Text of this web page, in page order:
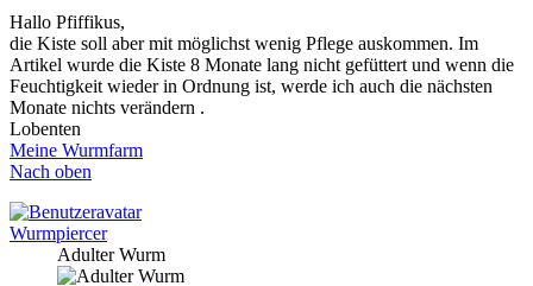
Hallo Pfiffikus,
die Kiste soll aber mit möglichst wenig Pflege auskommen. Im
Artikel wurde die Kiste 8 Monate lang nicht gefüttert und wenn die
Feuchtigkeit wieder in Ordnung ist, werde ich auch die nächsten
Monate nichts verändern .
Lobenten
Meine Wurmfarm
Nach oben
Wurmpiercer
Adulter Wurm